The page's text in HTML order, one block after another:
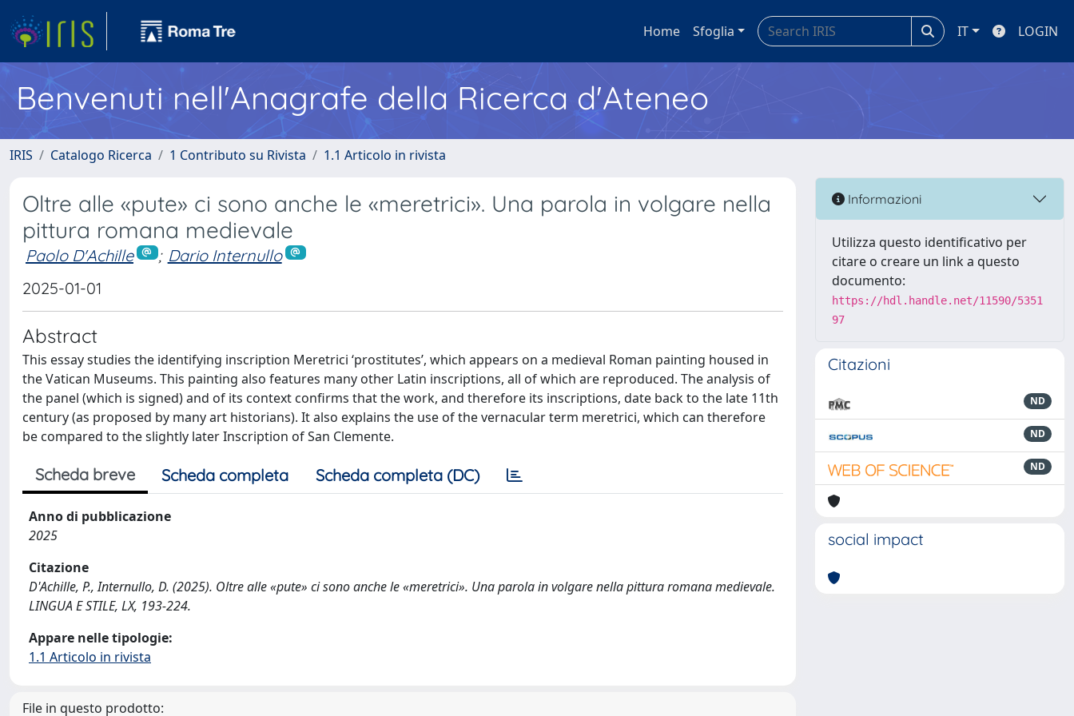
Home Sfoglia IT LOGIN
Benvenuti nell'Anagrafe della Ricerca d'Ateneo
IRIS Catalogo Ricerca 1 Contributo su Rivista 1.1 Articolo in rivista
Oltre alle «pute» ci sono anche le «meretrici». Una parola in volgare nella
pittura romana medievale
Paolo D'Achille ; Dario Internullo
2025-01-01
Abstract
This essay studies the identifying inscription Meretrici ‘prostitutes’, which appears on a medieval Roman painting housed in
the Vatican Museums. This painting also features many other Latin inscriptions, all of which are reproduced. The analysis of
the panel (which is signed) and of its context confirms that the work, and therefore its inscriptions, date back to the late 11th
century (as proposed by many art historians). It also explains the use of the vernacular term meretrici, which can therefore
be compared to the slightly later Inscription of San Clemente.
Scheda breve Scheda completa Scheda completa (DC)
Anno di pubblicazione
2025
Citazione
D'Achille, P., Internullo, D. (2025). Oltre alle «pute» ci sono anche le «meretrici». Una parola in volgare nella pittura romana medievale.
LINGUA E STILE, LX, 193-224.
Appare nelle tipologie:
1.1 Articolo in rivista
File in questo prodotto:
Informazioni
Utilizza questo identificativo per
citare o creare un link a questo
documento:
https://hdl.handle.net/11590/5351
97
Citazioni
ND
ND
ND
social impact